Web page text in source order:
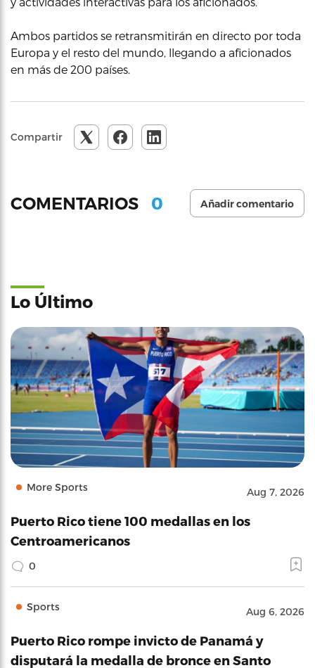
Ambos partidos se retransmitirán en directo por toda
Europa y el resto del mundo, llegando a aficionados
en más de 200 países.
Compartir
COMENTARIOS 0 Añadir comentario
Lo Último
More Sports Aug 7, 2026
Puerto Rico tiene 100 medallas en los
Centroamericanos
0
Sports Aug 6, 2026
Puerto Rico rompe invicto de Panamá y
disputará la medalla de bronce en Santo